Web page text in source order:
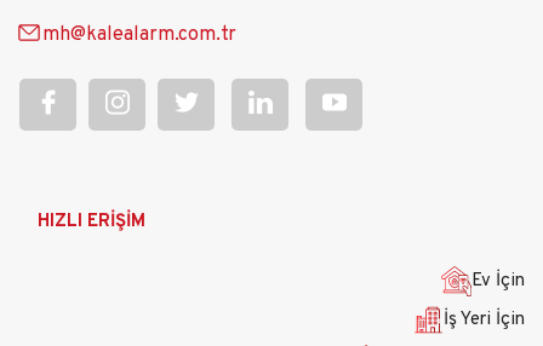
mh@kalealarm.com.tr
AnaHIZLI ERİŞİM
Ev İçin
İş Yeri İçin